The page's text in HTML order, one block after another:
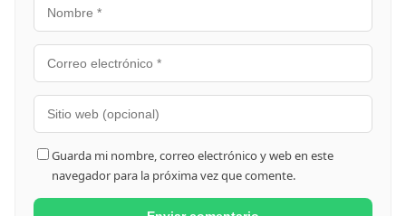
Guarda mi nombre, correo electrónico y web en este
navegador para la próxima vez que comente.